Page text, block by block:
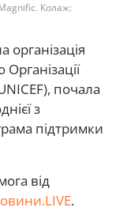
Колаж:
почала
з
підтримки
від
.